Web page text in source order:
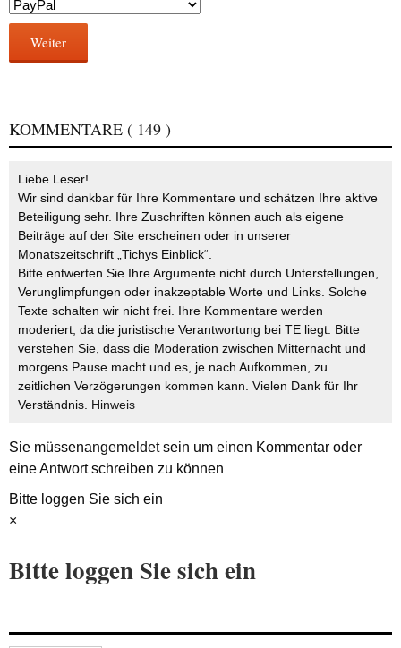
Weiter
KOMMENTARE ( 149 )
Liebe Leser!
Wir sind dankbar für Ihre Kommentare und schätzen Ihre aktive
Beteiligung sehr. Ihre Zuschriften können auch als eigene
Beiträge auf der Site erscheinen oder in unserer
Monatszeitschrift „Tichys Einblick“.
Bitte entwerten Sie Ihre Argumente nicht durch Unterstellungen,
Verunglimpfungen oder inakzeptable Worte und Links. Solche
Texte schalten wir nicht frei. Ihre Kommentare werden
moderiert, da die juristische Verantwortung bei TE liegt. Bitte
verstehen Sie, dass die Moderation zwischen Mitternacht und
morgens Pause macht und es, je nach Aufkommen, zu
zeitlichen Verzögerungen kommen kann. Vielen Dank für Ihr
Verständnis. Hinweis
Sie müssenangemeldetsein um einen Kommentar oder
eine Antwort schreiben zu können
Bitte loggen Sie sich ein
×
Bitte loggen Sie sich ein